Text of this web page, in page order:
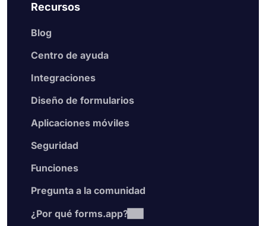
Recursos
Blog
Centro de ayuda
Integraciones
Diseño de formularios
Aplicaciones móviles
Seguridad
Funciones
Pregunta a la comunidad
¿Por qué forms.app?